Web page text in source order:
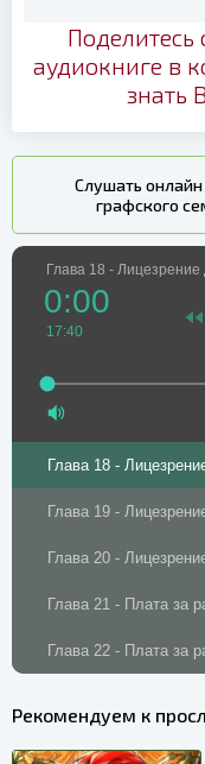
аудиокниге в
знать
Слушать онлайн
графского
Глава 18 - Лицезрение
0:00
17:40
Глава 18 -
Глава 19 -
Глава 20 -
Глава 21 - Плата за
Глава 22 - Плата за
Рекомендуем к